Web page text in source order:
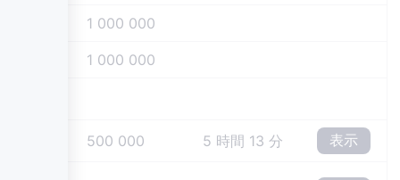
1 000 000
1 000 000
500 000 5 時間 13 分 表示